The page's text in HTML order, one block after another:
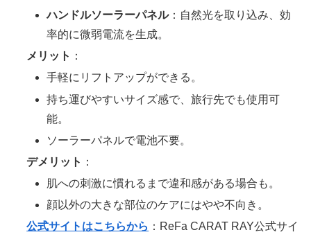
ハンドルソーラーパネル：自然光を取り込み、効
率的に微弱電流を生成。
メリット ：
手軽にリフトアップができる。
持ち運びやすいサイズ感で、旅行先でも使用可
能。
ソーラーパネルで電池不要。
デメリット ：
肌への刺激に慣れるまで違和感がある場合も。
顔以外の大きな部位のケアにはやや不向き。
公式サイトはこちらから ：ReFa CARAT RAY公式サイ